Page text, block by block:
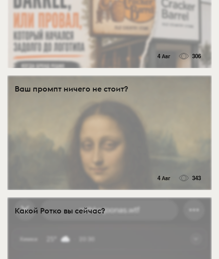
4 Авг 306
Ваш промпт ничего не стоит?
4 Авг 343
Какой Ротко вы сейчас?